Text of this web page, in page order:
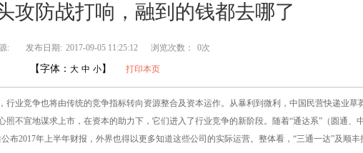
攻防战打响，融到的钱都去哪了
: 发布日期: 2017-09-05 11:25:12 浏览次数： 0次
【字体： 大 中 小】 打印本页
行业竞争也将由传统的竞争指标转向资源整合及资本运作。从暴利到微利，中国民营快递业草
照不宣地谋求上市，在资本的助力下，它们进入了行业竞争的新阶段。随着“通达系”（圆通、
布2017年上半年财报，外界也得以更多知道这些公司的实际运营。整体看，“三通一达”及顺丰